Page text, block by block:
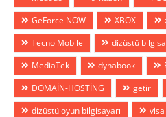
GeForce NOW
XBOX
Tecno Mobile
dizüstü
MediaTek
dynabook
DOMAİN-HOSTİNG
getir
dizüstü oyun bilgisayarı
visa